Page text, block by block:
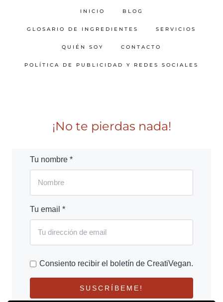
INICIO BLOG
GLOSARIO DE INGREDIENTES SERVICIOS
QUIÉN SOY CONTACTO
POLÍTICA DE PUBLICIDAD Y REDES SOCIALES
¡No te pierdas nada!
Tu nombre *
Tu email *
Consiento recibir el boletín de CreatiVegan.
SUSCRÍBEME!